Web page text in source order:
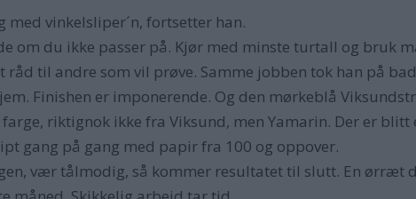
vinkelsliper´n, fortsetter han.
om du ikke passer på. Kjør med minste turtall og bruk
råd til andre som vil prøve. Samme jobben tok han på
Finishen er imponerende. Og den mørkeblå
riktignok ikke fra Viksund, men Yamarin. Der er
gang på gang med papir fra 100 og oppover.
vær tålmodig, så kommer resultatet til slutt. En ørræt